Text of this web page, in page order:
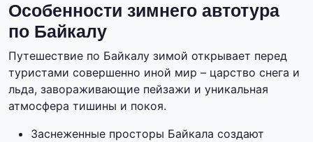
Особенности зимнего автотура
по Байкалу
Путешествие по Байкалу зимой открывает перед
туристами совершенно иной мир – царство снега и
льда, завораживающие пейзажи и уникальная
атмосфера тишины и покоя.
Заснеженные просторы Байкала создают